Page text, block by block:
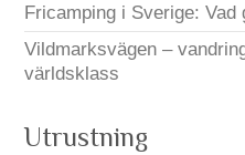
Fricamping i Sverige: Vad
Vildmarksvägen –
världsklass
Utrustning